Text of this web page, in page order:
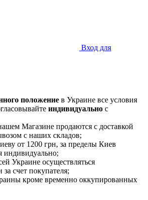
Вход для
положение в Украине все условия
индивидуально с
Магазине продаются с доставкой
с наших складов;
от 1200 грн, за пределы Киев
индивидуально;
Украине осуществляться
за счет покупателя;
кроме временно оккупированных